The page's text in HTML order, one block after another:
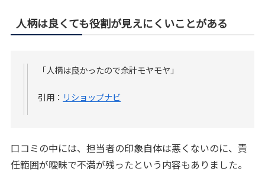
人柄は良くても役割が見えにくいことがある
「人柄は良かったので余計モヤモヤ」
引用： リショップナビ
口コミの中には、担当者の印象自体は悪くないのに、責
任範囲が曖昧で不満が残ったという内容もありました。